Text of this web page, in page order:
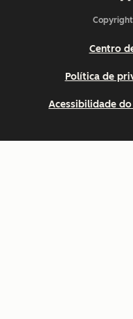
Centro
Política de
Acessibilidade